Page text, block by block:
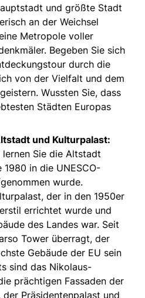
und größte Stadt
an der Weichsel
Metropole voller
Begeben Sie sich
durch die
von der Vielfalt und dem
Wussten Sie, dass
Städten Europas
und Kulturpalast:
Sie die Altstadt
1980 in die UNESCO-
wurde.
der in den 1950er
errichtet wurde und
des Landes war. Seit
Tower überragt, der
Gebäude der EU sein
sind das Nikolaus-
prächtigen Fassaden der
Präsidentenpalast und